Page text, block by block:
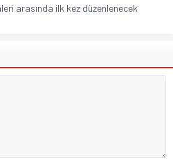
arasında ilk kez düzenlenecek